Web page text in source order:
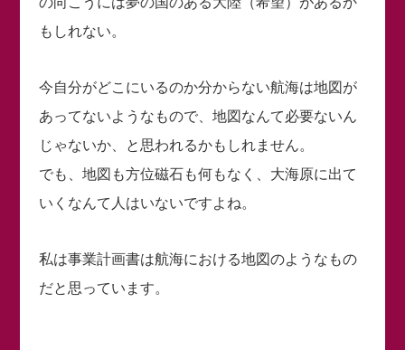
もしれない。
今自分がどこにいるのか分からない航海は地図が
あってないようなもので、地図なんて必要ないん
じゃないか、と思われるかもしれません。
でも、地図も方位磁石も何もなく、大海原に出て
いくなんて人はいないですよね。
私は事業計画書は航海における地図のようなもの
だと思っています。